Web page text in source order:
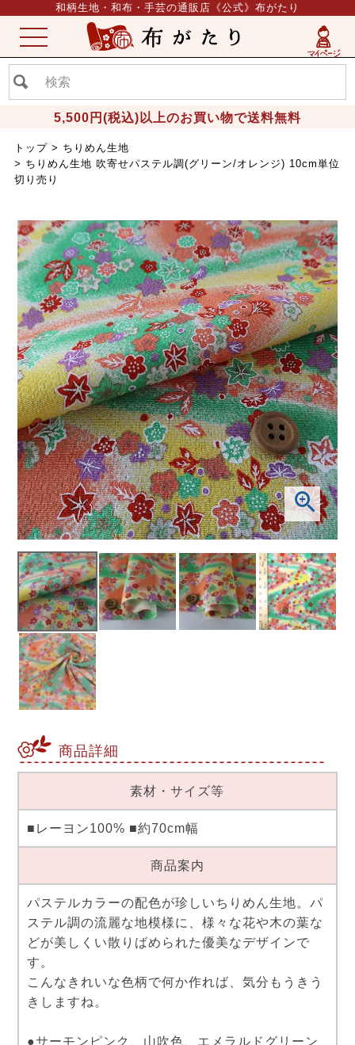
和柄生地・和布・手芸の通販店《公式》布がたり
5,500円(税込)以上のお買い物で送料無料
ME
NU
トップ
ちりめん生地
ちりめん生地 吹寄せパステル調(グリーン/オレンジ) 10cm単位
切り売り
商品詳細
素材・サイズ等
■レーヨン100% ■約70cm幅
商品案内
パステルカラーの配色が珍しいちりめん生地。パ
ステル調の流麗な地模様に、様々な花や木の葉な
どが美しくい散りばめられた優美なデザインで
す。
こんなきれいな色柄で何か作れば、気分もうきう
きしますね。
●サーモンピンク、山吹色、エメラルドグリーン